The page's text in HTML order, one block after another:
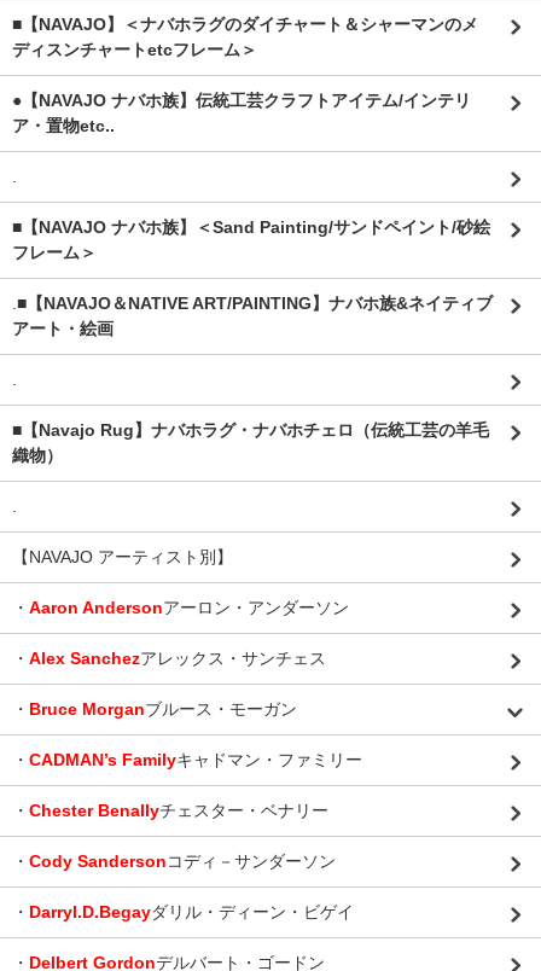
■【NAVAJO】＜ナバホラグのダイチャート＆シャーマンのメ
ディスンチャートetcフレーム＞
●【NAVAJO ナバホ族】伝統工芸クラフトアイテム/インテリ
ア・置物etc..
.
■【NAVAJO ナバホ族】＜Sand Painting/サンドペイント/砂絵
フレーム＞
.■【NAVAJO＆NATIVE ART/PAINTING】ナバホ族&ネイティブ
アート・絵画
.
■【Navajo Rug】ナバホラグ・ナバホチェロ（伝統工芸の羊毛
織物）
.
【NAVAJO アーティスト別】
・ Aaron Andersonアーロン・アンダーソン
・ Alex Sanchezアレックス・サンチェス
・ Bruce Morganブルース・モーガン
・ CADMAN’s Familyキャドマン・ファミリー
・ Chester Benallyチェスター・ベナリー
・ Cody Sandersonコディ－サンダーソン
・ Darryl.D.Begayダリル・ディーン・ビゲイ
・ Delbert Gordonデルバート・ゴードン